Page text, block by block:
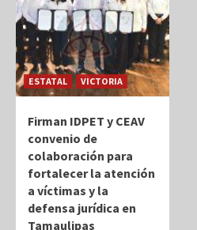
ESTATAL VICTORIA
Firman IDPET y CEAV
convenio de
colaboración para
fortalecer la atención
a víctimas y la
defensa jurídica en
Tamaulipas